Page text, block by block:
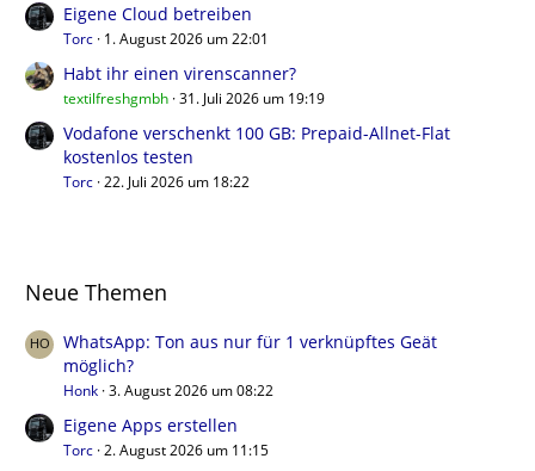
Eigene Cloud betreiben
Torc 1. August 2026 um 22:01
Habt ihr einen virenscanner?
textilfreshgmbh 31. Juli 2026 um 19:19
Vodafone verschenkt 100 GB: Prepaid-Allnet-Flat
kostenlos testen
Torc 22. Juli 2026 um 18:22
Neue Themen
WhatsApp: Ton aus nur für 1 verknüpftes Geät
möglich?
Honk 3. August 2026 um 08:22
Eigene Apps erstellen
Torc 2. August 2026 um 11:15